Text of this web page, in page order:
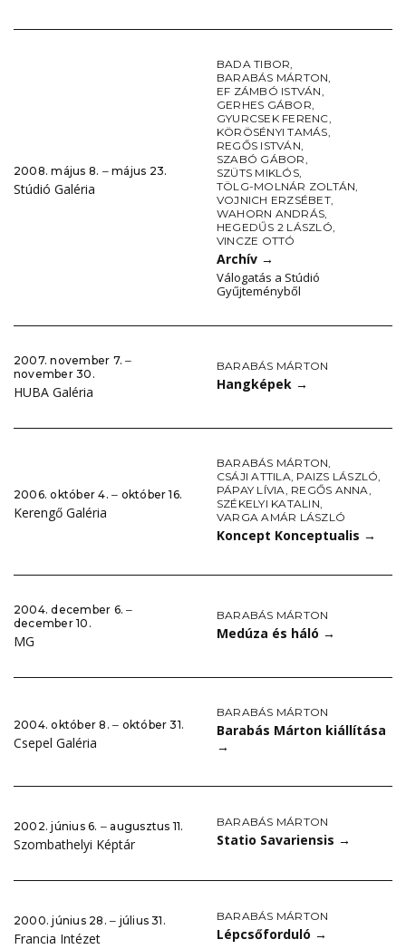
2008. május 8. ‒ május 23.
Stúdió Galéria
BADA TIBOR,
BARABÁS MÁRTON,
EF ZÁMBÓ ISTVÁN,
GERHES GÁBOR,
GYURCSEK FERENC,
KÖRÖSÉNYI TAMÁS,
REGŐS ISTVÁN,
SZABÓ GÁBOR,
SZÜTS MIKLÓS,
TÖLG-MOLNÁR ZOLTÁN,
VOJNICH ERZSÉBET,
WAHORN ANDRÁS,
HEGEDŰS 2 LÁSZLÓ,
VINCZE OTTÓ
Archív →
Válogatás a Stúdió
Gyűjteményből
2007. november 7. ‒
november 30.
HUBA Galéria
BARABÁS MÁRTON
Hangképek →
2006. október 4. ‒ október 16.
Kerengő Galéria
BARABÁS MÁRTON,
CSÁJI ATTILA, PAIZS LÁSZLÓ,
PÁPAY LÍVIA, REGŐS ANNA,
SZÉKELYI KATALIN,
VARGA AMÁR LÁSZLÓ
Koncept Konceptualis →
2004. december 6. ‒
december 10.
MG
BARABÁS MÁRTON
Medúza és háló →
2004. október 8. ‒ október 31.
Csepel Galéria
BARABÁS MÁRTON
Barabás Márton kiállítása
→
2002. június 6. ‒ augusztus 11.
Szombathelyi Képtár
BARABÁS MÁRTON
Statio Savariensis →
2000. június 28. ‒ július 31.
Francia Intézet
BARABÁS MÁRTON
Lépcsőforduló →